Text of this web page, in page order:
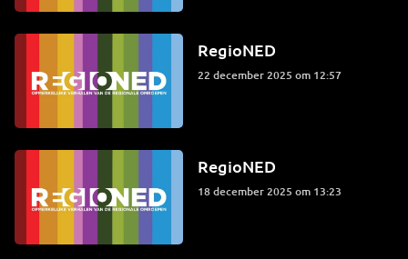
RegioNED
22 december 2025 om 12:57
RegioNED
18 december 2025 om 13:23